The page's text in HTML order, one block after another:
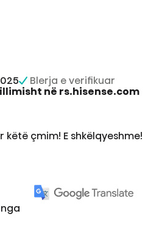
Blerja e verifikuar
në rs.hisense.com
këtë çmim! E shkëlqyeshme!